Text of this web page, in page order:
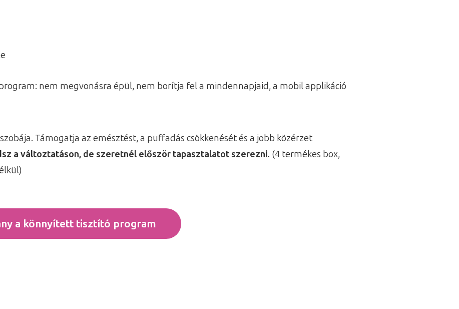
nem megvonásra épül, nem borítja fel a mindennapjaid, a mobil applikáció
Támogatja az emésztést, a puffadás csökkenését és a jobb közérzet
a változtatáson, de szeretnél először tapasztalatot szerezni. (4 termékes box,
a könnyített tisztító program